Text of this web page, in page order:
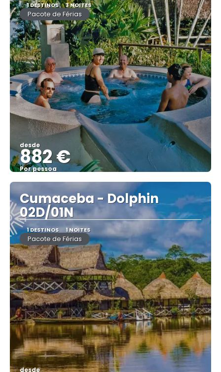
1 DESTINOS 3 NOITES
Pacote de Férias
desde
882 €
Por pessoa
Vejo
Cumaceba - Dolphin
02D/01N
1 DESTINOS 1 NOITES
Pacote de Férias
desde